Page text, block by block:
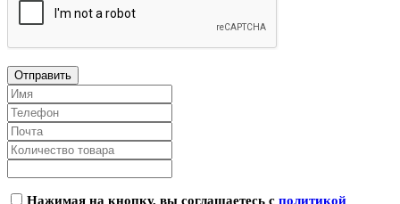
Нажимая на кнопку, вы соглашаетесь с политикой